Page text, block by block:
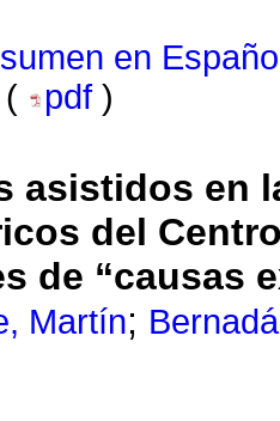
en
pdf )
asistidos en
del
de “causas
Martín;